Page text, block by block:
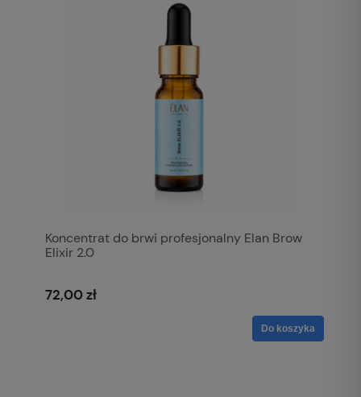
Koncentrat do brwi profesjonalny Elan Brow
Elixir 2.0
72,00 zł
Do koszyka